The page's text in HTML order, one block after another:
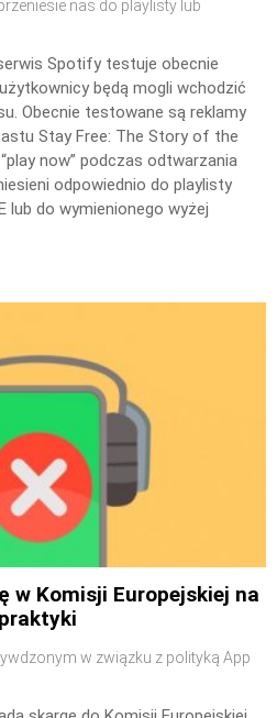
nas do playlisty lub
Spotify testuje obecnie
będą mogli wchodzić
Obecnie testowane są reklamy
Stay Free: The Story of the
now” podczas odtwarzania
odpowiednio do playlisty
lub do wymienionego wyżej
w Komisji Europejskiej na
w związku z polityką App